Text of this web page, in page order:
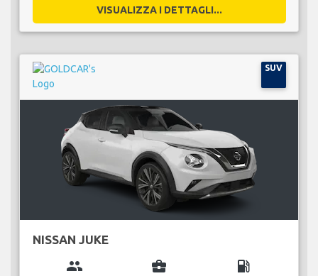
VISUALIZZA I DETTAGLI...
SUV
NISSAN JUKE
group business_center local_gas_station